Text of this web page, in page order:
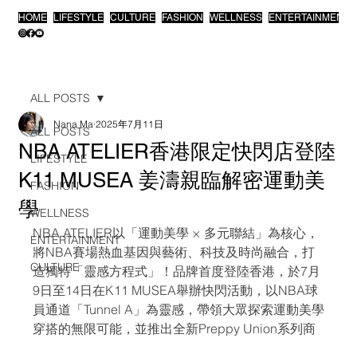
HOME LIFESTYLE CULTURE FASHION WELLNESS ENTERTAINMENT
ALL POSTS
LIFESTYLE
FASHION
WELLNESS
ENTERTAINMENT
CULTURE
ALL POSTS
NBA ATELIER香港限定快閃店登陸
K11 MUSEA 姜濤親臨解密運動美
學
Nana Ma 2025年7月11日
NBA ATELIER以「運動美學 × 多元聯結」為核心，
將NBA賽場熱血基因與藝術、科技及時尚融合，打
造獨特「靈感方程式」！品牌首度登陸香港，於7月
9日至14日在K11 MUSEA舉辦快閃活動，以NBA球
員通道「Tunnel A」為靈感，帶領大眾探索運動美學
穿搭的無限可能，並推出全新Preppy Union系列商